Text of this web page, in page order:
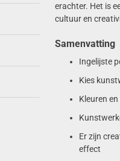
erachter. Het is
cultuur en
Samenvatting
Ingelijste
Kies
Kleuren
Er zijn
effect